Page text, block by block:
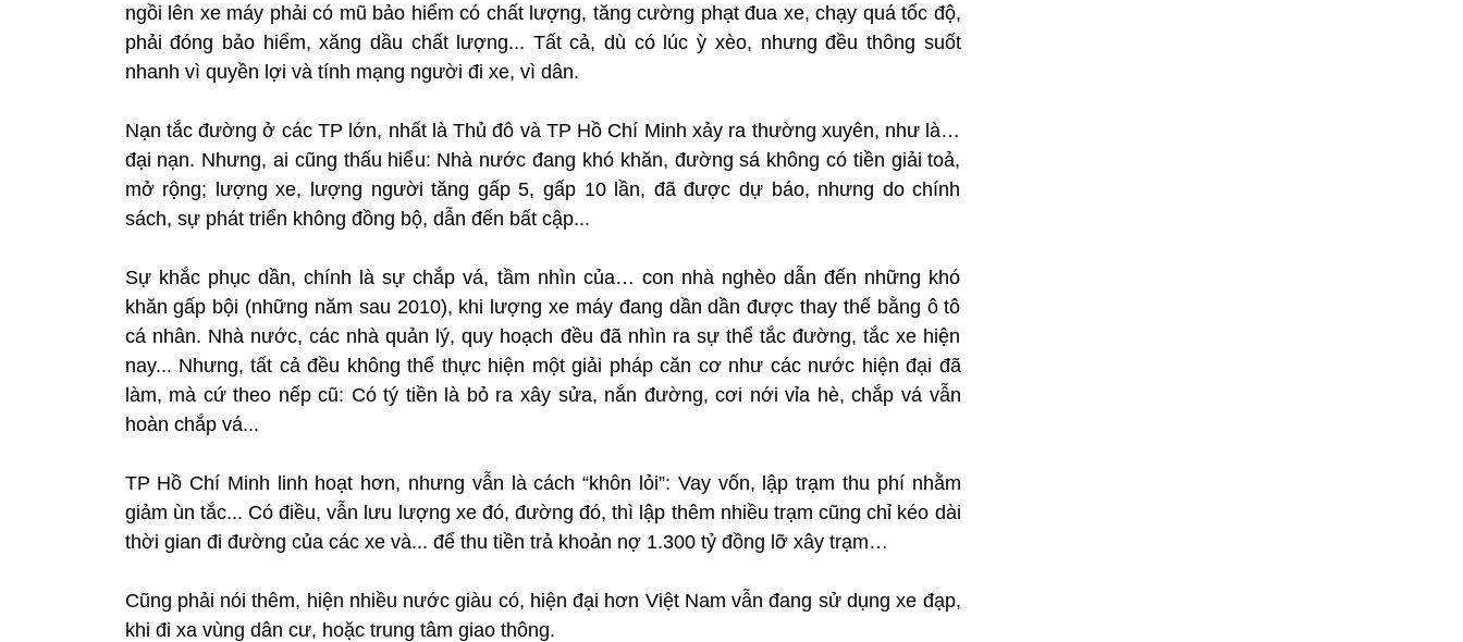
ngồi lên xe máy phải có mũ bảo hiểm có chất lượng, tăng cường phạt đua xe, chạy quá tốc độ,
phải đóng bảo hiểm, xăng dầu chất lượng... Tất cả, dù có lúc ỳ xèo, nhưng đều thông suốt
nhanh vì quyền lợi và tính mạng người đi xe, vì dân.
Nạn tắc đường ở các TP lớn, nhất là Thủ đô và TP Hồ Chí Minh xảy ra thường xuyên, như là…
đại nạn. Nhưng, ai cũng thấu hiểu: Nhà nước đang khó khăn, đường sá không có tiền giải toả,
mở rộng; lượng xe, lượng người tăng gấp 5, gấp 10 lần, đã được dự báo, nhưng do chính
sách, sự phát triển không đồng bộ, dẫn đến bất cập...
Sự khắc phục dần, chính là sự chắp vá, tầm nhìn của… con nhà nghèo dẫn đến những khó
khăn gấp bội (những năm sau 2010), khi lượng xe máy đang dần dần được thay thế bằng ô tô
cá nhân. Nhà nước, các nhà quản lý, quy hoạch đều đã nhìn ra sự thể tắc đường, tắc xe hiện
nay... Nhưng, tất cả đều không thể thực hiện một giải pháp căn cơ như các nước hiện đại đã
làm, mà cứ theo nếp cũ: Có tý tiền là bỏ ra xây sửa, nắn đường, cơi nới vỉa hè, chắp vá vẫn
hoàn chắp vá...
TP Hồ Chí Minh linh hoạt hơn, nhưng vẫn là cách “khôn lỏi”: Vay vốn, lập trạm thu phí nhằm
giảm ùn tắc... Có điều, vẫn lưu lượng xe đó, đường đó, thì lập thêm nhiều trạm cũng chỉ kéo dài
thời gian đi đường của các xe và... để thu tiền trả khoản nợ 1.300 tỷ đồng lỡ xây trạm…
Cũng phải nói thêm, hiện nhiều nước giàu có, hiện đại hơn Việt Nam vẫn đang sử dụng xe đạp,
khi đi xa vùng dân cư, hoặc trung tâm giao thông.